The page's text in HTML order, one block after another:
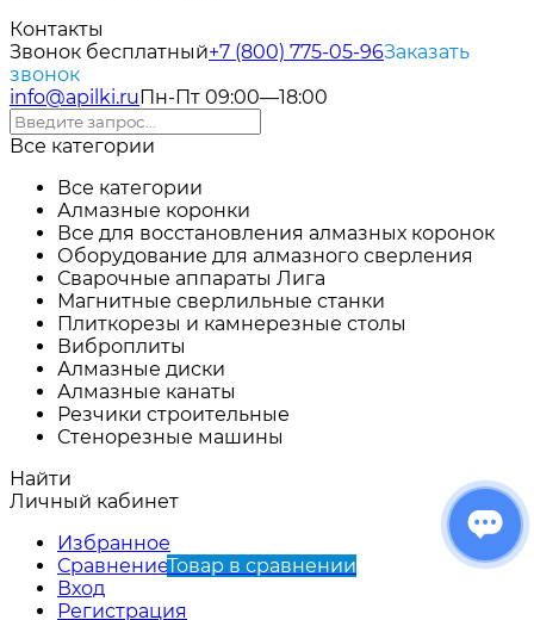
Контакты
Звонок бесплатный+7 (800) 775-05-96Заказать
звонок
info@apilki.ruПн-Пт 09:00—18:00
Все категории
Все категории
Алмазные коронки
Все для восстановления алмазных коронок
Оборудование для алмазного сверления
Сварочные аппараты Лига
Магнитные сверлильные станки
Плиткорезы и камнерезные столы
Виброплиты
Алмазные диски
Алмазные канаты
Резчики строительные
Стенорезные машины
Найти
Личный кабинет
Избранное
СравнениеТовар в сравнении
Вход
Регистрация